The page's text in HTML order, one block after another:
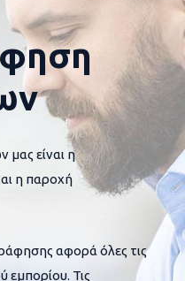
είναι η
η παροχή
αφορά όλες τις
εμπορίου. Τις